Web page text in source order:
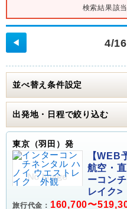
検索結果該
◀ 4/
並べ替え条件設定
出発地・日程で絞り込む
東京（羽田）発
【WEB
航空・
ーコン
レイク>
旅行代金： 160,700〜